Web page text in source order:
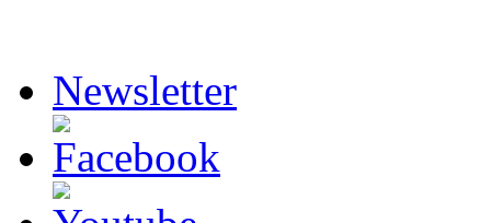
Newsletter